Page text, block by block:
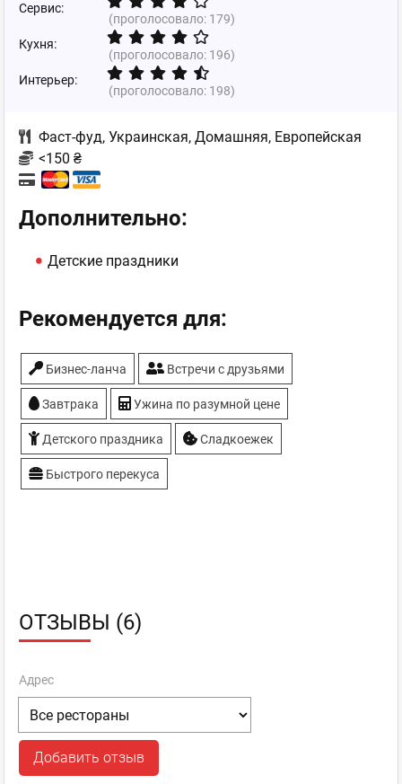
Сервис:
(проголосовало: 179)
Кухня:
(проголосовало: 196)
Интерьер:
(проголосовало: 198)
Фаст-фуд, Украинская, Домашняя, Европейская
<150 ₴
Дополнительно:
Детские праздники
Рекомендуется для:
Бизнес-ланча Встречи с друзьями
Завтрака Ужина по разумной цене
Детского праздника Сладкоежек
Быстрого перекуса
ОТЗЫВЫ (6)
Адрес
Добавить отзыв